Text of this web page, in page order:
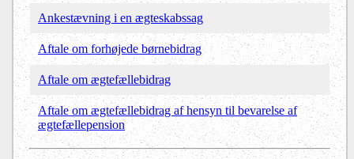
Ankestævning i en ægteskabssag
Aftale om forhøjede børnebidrag
Aftale om ægtefællebidrag
Aftale om ægtefællebidrag af hensyn til bevarelse af
ægtefællepension